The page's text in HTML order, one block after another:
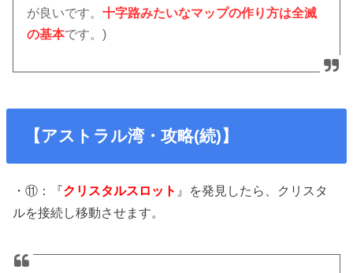
が良いです。十字路みたいなマップの作り方は全滅
の基本です。)
【アストラル湾・攻略(続)】
・⑪：『クリスタルスロット 』を発見したら、クリスタ
ルを接続し移動させます。